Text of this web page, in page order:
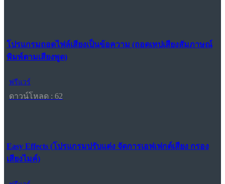
โปรแกรมถอดไฟล์เสียงเป็นข้อความ (ถอดเทปเสียงสัมภาษณ์
พิมพ์ตามเสียงพูด)
ฟรีแวร์
ดาวน์โหลด : 62
Easy Effects (โปรแกรมปรับแต่ง จัดการเอฟเฟกต์เสียง กรอง
เสียงไมค์)